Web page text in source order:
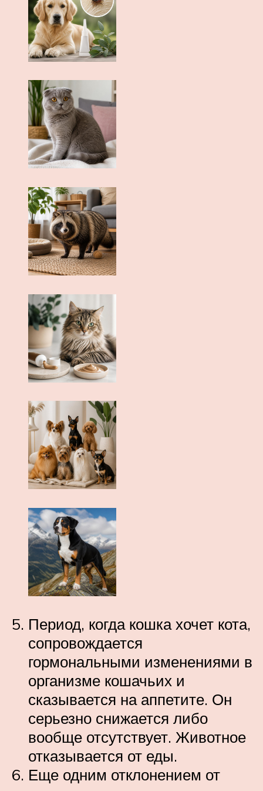
Период, когда кошка хочет кота,
сопровождается
гормональными изменениями в
организме кошачьих и
сказывается на аппетите. Он
серьезно снижается либо
вообще отсутствует. Животное
отказывается от еды.
Еще одним отклонением от